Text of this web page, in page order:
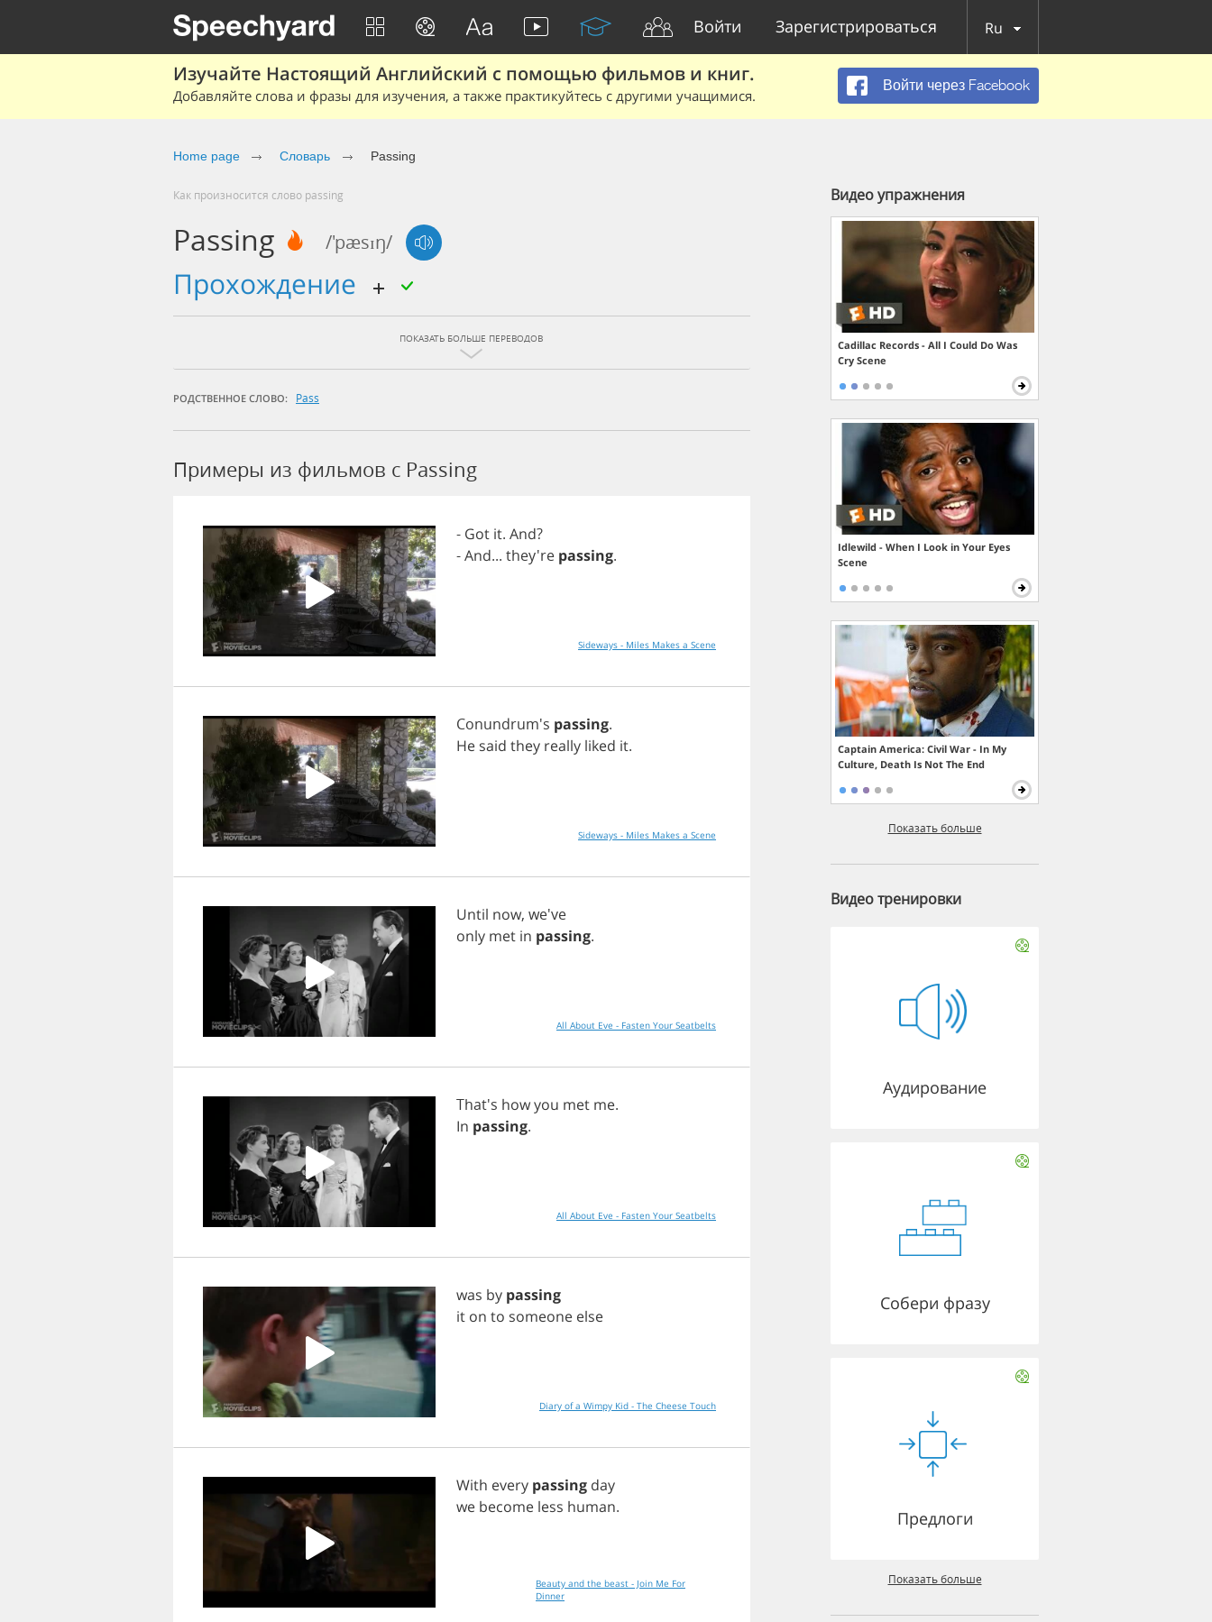
Войти Зарегистрироваться Ru
Изучайте Настоящий Английский с помощью фильмов и книг.
Добавляйте слова и фразы для изучения, а также практикуйтесь с другими учащимися.
Войти через Facebook
Home page Словарь Passing
Как произносится слово passing
Passing /'pæsɪŋ/
прохождение
ПОКАЗАТЬ БОЛЬШЕ ПЕРЕВОДОВ
РОДСТВЕННОЕ СЛОВО: Pass
Примеры из фильмов c Passing
- Got it. And?
-And... they're passing.
Sideways - Miles Makes a Scene
Conundrum's passing.
He said they really liked it.
Sideways - Miles Makes a Scene
Until now, we've
only met in passing.
All About Eve - Fasten Your Seatbelts
That's howyou met me.
In passing.
All About Eve - Fasten Your Seatbelts
was by passing
it on to someone else
Diary of a Wimpy Kid - The Cheese Touch
With every passing day
we become less human.
Beauty and the beast - Join Me For
Dinner
Видео упражнения
Cadillac Records - All I Could Do Was
Cry Scene
Idlewild - When I Look in Your Eyes
Scene
Captain America: Civil War - In My
Culture, Death Is Not The End
Показать больше
Видео тренировки
Аудирование
Собери фразу
Предлоги
Показать больше